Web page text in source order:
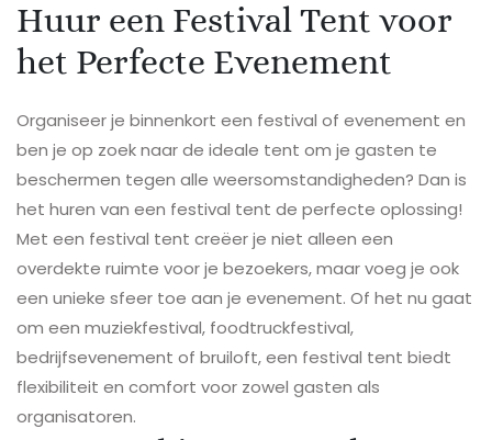
Huur een Festival Tent voor
het Perfecte Evenement
Organiseer je binnenkort een festival of evenement en
ben je op zoek naar de ideale tent om je gasten te
beschermen tegen alle weersomstandigheden? Dan is
het huren van een festival tent de perfecte oplossing!
Met een festival tent creëer je niet alleen een
overdekte ruimte voor je bezoekers, maar voeg je ook
een unieke sfeer toe aan je evenement. Of het nu gaat
om een muziekfestival, foodtruckfestival,
bedrijfsevenement of bruiloft, een festival tent biedt
flexibiliteit en comfort voor zowel gasten als
organisatoren.